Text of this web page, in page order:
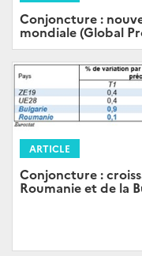
Conjoncture :
mondiale (Global
ARTICLE
Conjoncture :
Roumanie et de la